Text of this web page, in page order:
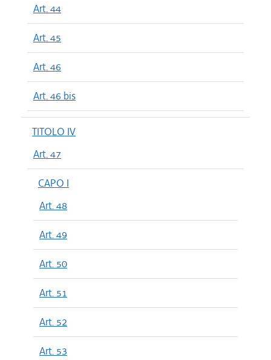
Art. 44
Art. 45
Art. 46
Art. 46 bis
TITOLO IV
Art. 47
CAPO I
Art. 48
Art. 49
Art. 50
Art. 51
Art. 52
Art. 53